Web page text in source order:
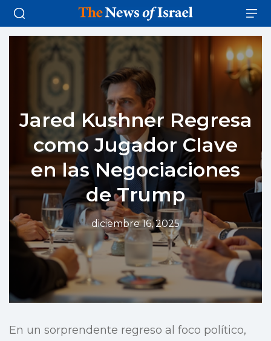
Jared Kushner Regresa
como Jugador Clave
en las Negociaciones
de Trump
diciembre 16, 2025
En un sorprendente regreso al foco político,